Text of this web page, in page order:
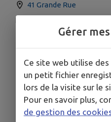
41 Grande Rue
05.49.59.12.79Gérer
Ce site web utilise
un petit fichier
lors de la visite sur le
Pour en savoir plus,
de gestion des